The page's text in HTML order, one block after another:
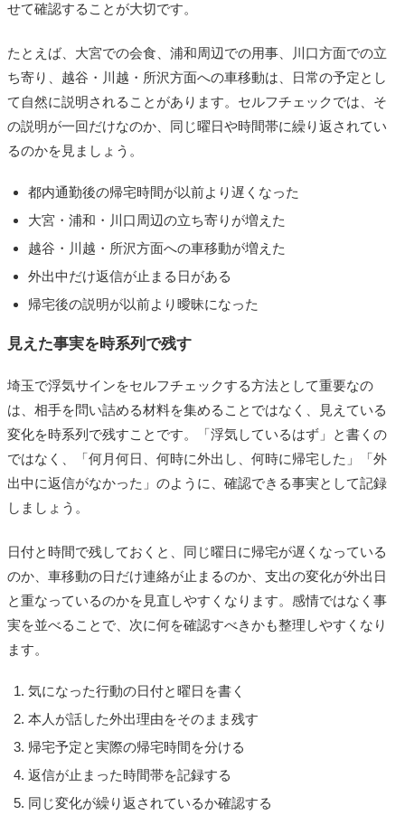
せて確認することが大切です。
たとえば、大宮での会食、浦和周辺での用事、川口方面での立
ち寄り、越谷・川越・所沢方面への車移動は、日常の予定とし
て自然に説明されることがあります。セルフチェックでは、そ
の説明が一回だけなのか、同じ曜日や時間帯に繰り返されてい
るのかを見ましょう。
都内通勤後の帰宅時間が以前より遅くなった
大宮・浦和・川口周辺の立ち寄りが増えた
越谷・川越・所沢方面への車移動が増えた
外出中だけ返信が止まる日がある
帰宅後の説明が以前より曖昧になった
見えた事実を時系列で残す
埼玉で浮気サインをセルフチェックする方法として重要なの
は、相手を問い詰める材料を集めることではなく、見えている
変化を時系列で残すことです。「浮気しているはず」と書くの
ではなく、「何月何日、何時に外出し、何時に帰宅した」「外
出中に返信がなかった」のように、確認できる事実として記録
しましょう。
日付と時間で残しておくと、同じ曜日に帰宅が遅くなっている
のか、車移動の日だけ連絡が止まるのか、支出の変化が外出日
と重なっているのかを見直しやすくなります。感情ではなく事
実を並べることで、次に何を確認すべきかも整理しやすくなり
ます。
気になった行動の日付と曜日を書く
本人が話した外出理由をそのまま残す
帰宅予定と実際の帰宅時間を分ける
返信が止まった時間帯を記録する
同じ変化が繰り返されているか確認する